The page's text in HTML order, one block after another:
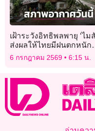
เฝ้าระวังอิทธิพลพายุ ‘ไม
ส่งผลให้ไทยมีฝนตกหนัก
ภาคเหนือ อีสานตอนบน
กลาง และตะวันออก
6 กรกฎาคม 2569 6:15 น.